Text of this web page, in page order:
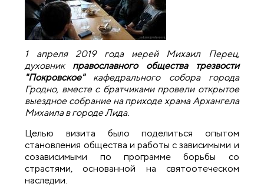
1 апреля 2019 года иерей Михаил Перец,
духовник православного общества трезвости
"Покровское" кафедрального собора города
Гродно, вместе с братчиками провели открытое
выездное собрание на приходе храма Архангела
Михаила в городе Лида.
Целью визита было поделиться опытом
становления общества и работы с зависимыми и
созависимыми по программе борьбы со
страстями, основанной на святоотеческом
наследии.